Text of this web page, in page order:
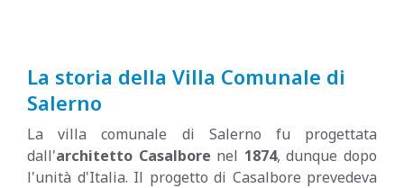
La storia della Villa Comunale di
Salerno
La villa comunale di Salerno fu progettata
dall'architetto Casalbore nel 1874, dunque dopo
l'unità d'Italia. Il progetto di Casalbore prevedeva